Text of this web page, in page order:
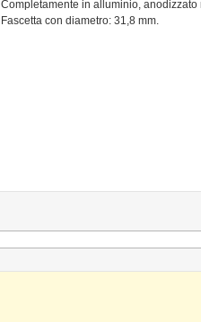
Completamente in alluminio, anodizzato
Fascetta con diametro: 31,8 mm.